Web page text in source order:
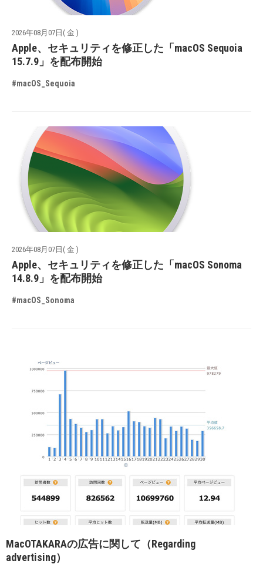
2026年08月07日( 金 )
Apple、セキュリティを修正した「macOS Sequoia
15.7.9」を配布開始
#macOS_Sequoia
2026年08月07日( 金 )
Apple、セキュリティを修正した「macOS Sonoma
14.8.9」を配布開始
#macOS_Sonoma
MacOTAKARAの広告に関して（Regarding
advertising）